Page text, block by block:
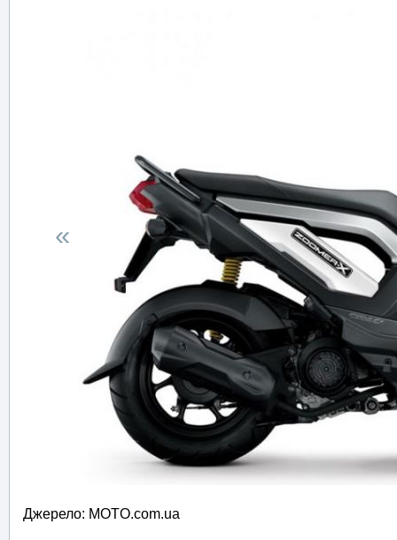
«
Джерело: MOTO.com.ua